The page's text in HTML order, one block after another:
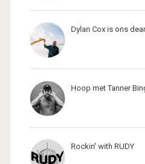
Dylan Cox is ons
Hoop met Tanner
Rockin' with RUDY